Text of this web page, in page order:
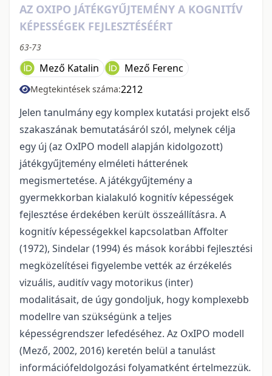
AZ OXIPO JÁTÉKGYŰJTEMÉNY A KOGNITÍV
KÉPESSÉGEK FEJLESZTÉSÉÉRT
63-73
Mező Katalin Mező Ferenc
Megtekintések száma:2212
Jelen tanulmány egy komplex kutatási projekt első
szakaszának bemutatásáról szól, melynek célja
egy új (az OxIPO modell alapján kidolgozott)
játékgyűjtemény elméleti hátterének
megismertetése. A játékgyűjtemény a
gyermekkorban kialakuló kognitív képességek
fejlesztése érdekében került összeállításra. A
kognitív képességekkel kapcsolatban Affolter
(1972), Sindelar (1994) és mások korábbi fejlesztési
megközelítései figyelembe vették az érzékelés
vizuális, auditív vagy motorikus (inter)
modalitásait, de úgy gondoljuk, hogy komplexebb
modellre van szükségünk a teljes
képességrendszer lefedéséhez. Az OxIPO modell
(Mező, 2002, 2016) keretén belül a tanulást
információfeldolgozási folyamatként értelmezzük.